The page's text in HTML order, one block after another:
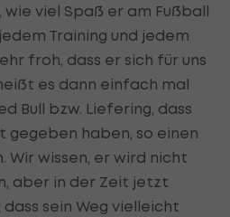
viel Spaß er am Fußball
Training und jedem
froh, dass er sich für uns
es dann einfach mal
Bull bzw. Liefering, dass
gegeben haben, so einen
Wir wissen, er wird nicht
aber in der Zeit jetzt
sein Weg vielleicht